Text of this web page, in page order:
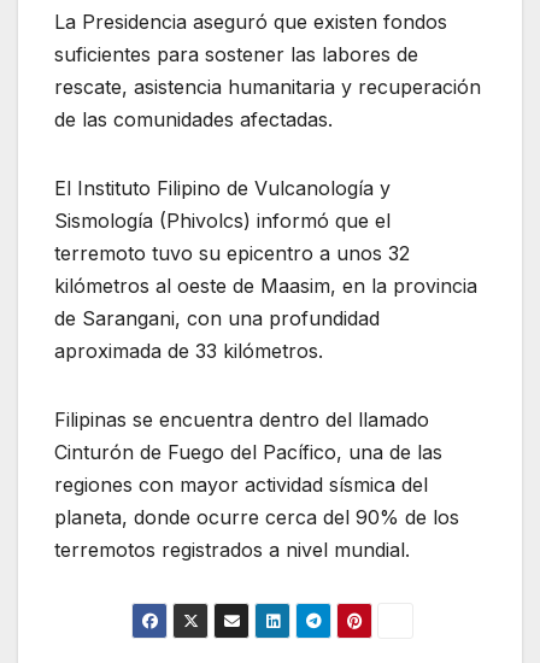
La Presidencia aseguró que existen fondos
suficientes para sostener las labores de
rescate, asistencia humanitaria y recuperación
de las comunidades afectadas.
El Instituto Filipino de Vulcanología y
Sismología (Phivolcs) informó que el
terremoto tuvo su epicentro a unos 32
kilómetros al oeste de Maasim, en la provincia
de Sarangani, con una profundidad
aproximada de 33 kilómetros.
Filipinas se encuentra dentro del llamado
Cinturón de Fuego del Pacífico, una de las
regiones con mayor actividad sísmica del
planeta, donde ocurre cerca del 90% de los
terremotos registrados a nivel mundial.